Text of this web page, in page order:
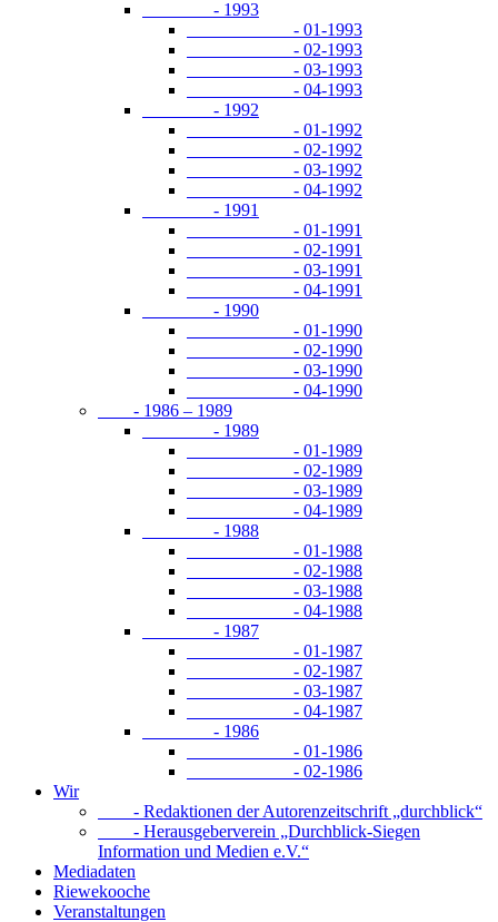
- 1993
- 01-1993
- 02-1993
- 03-1993
- 04-1993
- 1992
- 01-1992
- 02-1992
- 03-1992
- 04-1992
- 1991
- 01-1991
- 02-1991
- 03-1991
- 04-1991
- 1990
- 01-1990
- 02-1990
- 03-1990
- 04-1990
- 1986 – 1989
- 1989
- 01-1989
- 02-1989
- 03-1989
- 04-1989
- 1988
- 01-1988
- 02-1988
- 03-1988
- 04-1988
- 1987
- 01-1987
- 02-1987
- 03-1987
- 04-1987
- 1986
- 01-1986
- 02-1986
Wir
- Redaktionen der Autorenzeitschrift „durchblick“
- Herausgeberverein „Durchblick-Siegen
Information und Medien e.V.“
Mediadaten
Riewekooche
Veranstaltungen